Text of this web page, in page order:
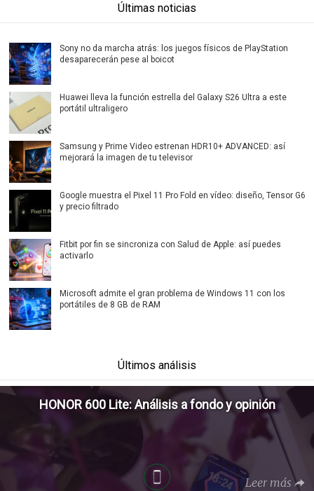
Últimas noticias
Sony no da marcha atrás: los juegos físicos de PlayStation
desaparecerán pese al boicot
Huawei lleva la función estrella del Galaxy S26 Ultra a este
portátil ultraligero
Samsung y Prime Video estrenan HDR10+ ADVANCED: así
mejorará la imagen de tu televisor
Google muestra el Pixel 11 Pro Fold en vídeo: diseño, Tensor G6
y precio filtrado
Fitbit por fin se sincroniza con Salud de Apple: así puedes
activarlo
Microsoft admite el gran problema de Windows 11 con los
portátiles de 8 GB de RAM
Últimos análisis
HONOR 600 Lite: Análisis a fondo y opinión
Leer más